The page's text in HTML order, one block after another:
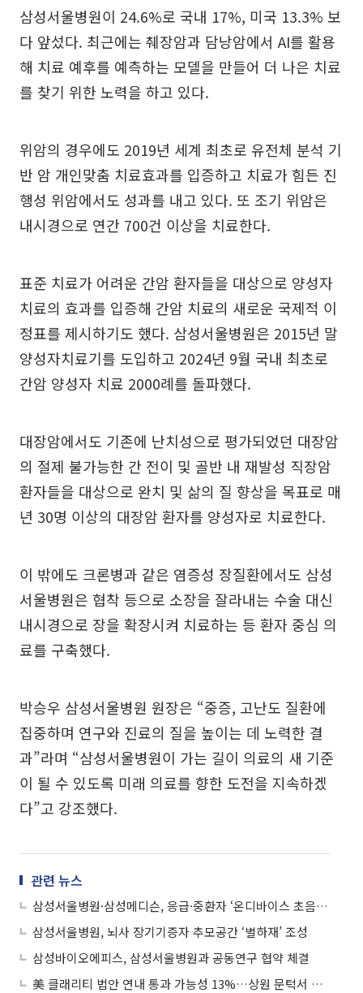
삼성서울병원이 24.6%로 국내 17%, 미국 13.3% 보
다 앞섰다. 최근에는 췌장암과 담낭암에서 AI를 활용
해 치료 예후를 예측하는 모델을 만들어 더 나은 치료
를 찾기 위한 노력을 하고 있다.
위암의 경우에도 2019년 세계 최초로 유전체 분석 기
반 암 개인맞춤 치료효과를 입증하고 치료가 힘든 진
행성 위암에서도 성과를 내고 있다. 또 조기 위암은
내시경으로 연간 700건 이상을 치료한다.
표준 치료가 어려운 간암 환자들을 대상으로 양성자
치료의 효과를 입증해 간암 치료의 새로운 국제적 이
정표를 제시하기도 했다. 삼성서울병원은 2015년 말
양성자치료기를 도입하고 2024년 9월 국내 최초로
간암 양성자 치료 2000례를 돌파했다.
대장암에서도 기존에 난치성으로 평가되었던 대장암
의 절제 불가능한 간 전이 및 골반 내 재발성 직장암
환자들을 대상으로 완치 및 삶의 질 향상을 목표로 매
년 30명 이상의 대장암 환자를 양성자로 치료한다.
이 밖에도 크론병과 같은 염증성 장질환에서도 삼성
서울병원은 협착 등으로 소장을 잘라내는 수술 대신
내시경으로 장을 확장시켜 치료하는 등 환자 중심 의
료를 구축했다.
박승우 삼성서울병원 원장은 “중증, 고난도 질환에
집중하며 연구와 진료의 질을 높이는 데 노력한 결
과”라며 “삼성서울병원이 가는 길이 의료의 새 기준
이 될 수 있도록 미래 의료를 향한 도전을 지속하겠
다”고 강조했다.
관련 뉴스
삼성서울병원·삼성메디슨, 응급·중환자 ‘온디바이스 초음파 AI’ 기술 개발
삼성서울병원, 뇌사 장기기증자 추모공간 ‘별하재’ 조성
삼성바이오에피스, 삼성서울병원과 공동연구 협약 체결
美 클래리티 법안 연내 통과 가능성 13%…상원 문턱서 제동